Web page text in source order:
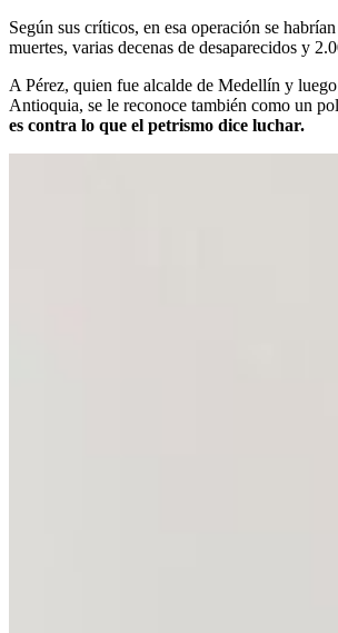
Según sus críticos, en esa operación se
muertes, varias decenas de desaparecidos y
A Pérez, quien fue alcalde de Medellín y
Antioquia, se le reconoce también como un
es contra lo que el petrismo dice luchar.